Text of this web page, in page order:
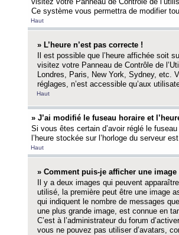
Ce système vous permettra de modifier
Haut
» L’heure n’est pas correcte !
Il est possible que l’heure affichée soit
visitez votre Panneau de Contrôle de
Londres, Paris, New York, Sydney, etc.
réglages, n’est accessible qu’aux
Haut
» J’ai modifié le fuseau horaire et
Si vous êtes certain d’avoir réglé le
l’heure stockée sur l’horloge du serveur
Haut
» Comment puis-je afficher une
Il y a deux images qui peuvent
utilisé, la première peut être une image
qui indiquent le nombre de messages
une plus grande image, est connue en
C’est à l’administrateur du forum
vous ne pouvez pas utiliser d’avatars,